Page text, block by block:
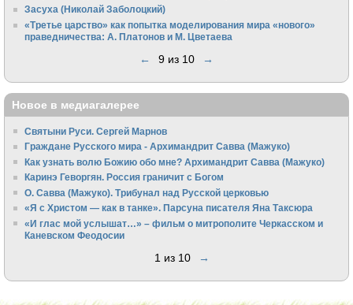
Засуха (Николай Заболоцкий)
«Третье царство» как попытка моделирования мира «нового»
праведничества: А. Платонов и М. Цветаева
← 9 из 10 →
Новое в медиагалерее
Святыни Руси. Сергей Марнов
Граждане Русского мира - Архимандрит Савва (Мажуко)
Как узнать волю Божию обо мне? Архимандрит Савва (Мажуко)
Каринэ Геворгян. Россия граничит с Богом
О. Савва (Мажуко). Трибунал над Русской церковью
«Я с Христом — как в танке». Парсуна писателя Яна Таксюра
«И глас мой услышат…» – фильм о митрополите Черкасском и
Каневском Феодосии
1 из 10 →